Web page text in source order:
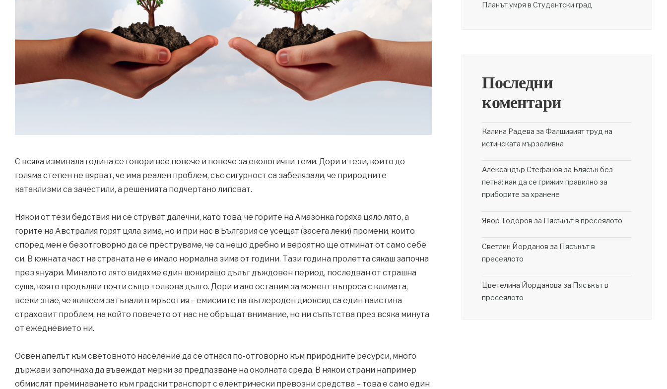
С всяка изминала година се говори все повече и повече за екологични теми. Дори и тези, които до
голяма степен не вярват, че има реален проблем, със сигурност са забелязали, че природните
катаклизми са зачестили, а решенията подчертано липсват.
Някои от тези бедствия ни се струват далечни, като това, че горите на Амазонка горяха цяло лято, а
горите на Австралия горят цяла зима, но и при нас в България се усещат (засега леки) промени, които
според мен е безотговорно да се преструваме, че са нещо дребно и вероятно ще отминат от само себе
си. В южната част на страната не е имало нормална зима от години. Тази година пролетта сякаш започна
през януари. Миналото лято видяхме един шокиращо дълъг дъждовен период, последван от страшна
суша, която продължи почти също толкова дълго. Дори и ако оставим за момент въпроса с климата,
всеки знае, че живеем затънали в мръсотия – емисиите на въглероден диоксид са един наистина
страховит проблем, на който повечето от нас не обръщат внимание, но ни съпътства през всяка минута
от ежедневието ни.
Освен апелът към световното население да се отнася по-отговорно към природните ресурси, много
държави започнаха да въвеждат мерки за предпазване на околната среда. В някои страни например
обмислят преминаването към градски транспорт с електрически превозни средства – това е само един
Планът умря в Студентски град
Последни
коментари
Калина Радева заФалшивият труд на
истинската мързеливка
Александър Стефанов за Блясък без
петна: как да се грижим правилно за
приборите за хранене
Явор Тодоров за Пясъкът в пресеялото
Светлин Йорданов за Пясъкът в
пресеялото
Цветелина Йорданова за Пясъкът в
пресеялото